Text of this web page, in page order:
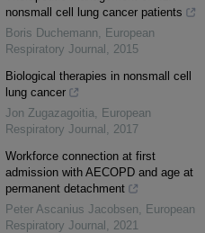
nonsmall cell lung cancer patients
Boris Duchemann, European
Respiratory Journal , 2015
Biological therapies in nonsmall cell
lung cancer
Jon Zugazagoitia, European
Respiratory Journal , 2017
Workforce connection at first
admission with AECOPD and age at
permanent detachment
Peter Ascanius Jacobsen, European
Respiratory Journal , 2021